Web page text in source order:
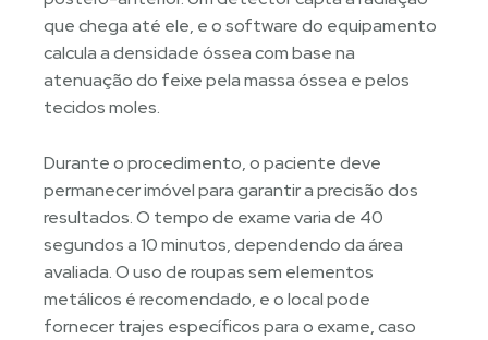
que chega até ele, e o software do equipamento
calcula a densidade óssea com base na
atenuação do feixe pela massa óssea e pelos
tecidos moles.
Durante o procedimento, o paciente deve
permanecer imóvel para garantir a precisão dos
resultados. O tempo de exame varia de 40
segundos a 10 minutos, dependendo da área
avaliada. O uso de roupas sem elementos
metálicos é recomendado, e o local pode
fornecer trajes específicos para o exame, caso